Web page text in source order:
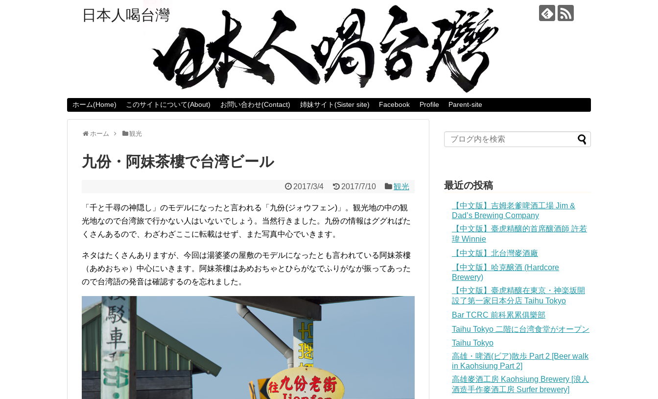
日本人喝台灣
ホーム(Home) このサイトについて(About) お問い合わせ(Contact) 姉妹サイト(Sister site) Facebook Profile Parent-site
ホーム 観光
九份・阿妹茶樓で台湾ビール
2017/3/4 2017/7/10 観光
「千と千尋の神隠し」のモデルになったと言われる「九份(ジォウフェン)」。観光地の中の観
光地なので台湾旅で行かない人はいないでしょう。当然行きました。九份の情報はググればた
くさんあるので、わざわざここに転載はせず、また写真中心でいきます。
ネタはたくさんありますが、今回は湯婆婆の屋敷のモデルになったとも言われている阿妹茶樓
（あめおちゃ）中心にいきます。阿妹茶樓はあめおちゃとひらがなでふりがなが振ってあった
ので台湾語の発音は確認するのを忘れました。
最近の投稿
【中文版】吉姆老爹啤酒工場 Jim &
Dad’s Brewing Company
【中文版】臺虎精釀的首席釀酒師 許若
瑋 Winnie
【中文版】北台灣麥酒廠
【中文版】哈克醸酒 (Hardcore
Brewery)
【中文版】臺虎精釀在東京・神楽坂開
設了第一家日本分店 Taihu Tokyo
Bar TCRC 前科累累俱樂部
Taihu Tokyo 二階に台湾食堂がオープン
Taihu Tokyo
高雄・啤酒(ビア)散歩 Part 2 [Beer walk
in Kaohsiung Part 2]
高雄麥酒工房 Kaohsiung Brewery [浪人
酒造手作麥酒工房 Surfer brewery]